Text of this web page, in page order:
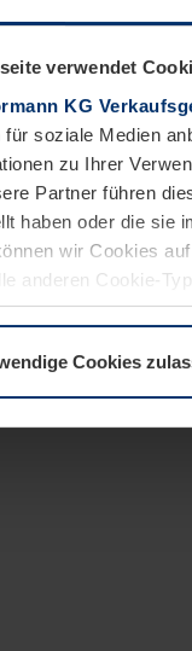
verwendet
KG
für soziale Medien
zu Ihrer
Partner führen
haben oder die sie
wir Cookies
anderen Cookie-
auf der Seite
Cookies